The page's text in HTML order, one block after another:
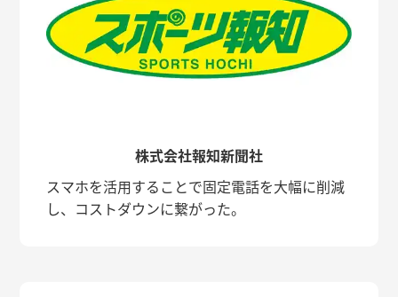
株式会社報知新聞社
スマホを活用することで固定電話を大幅に削減
し、コストダウンに繋がった。